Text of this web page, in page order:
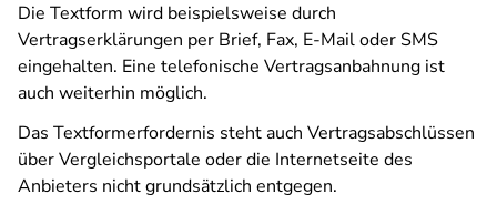
Die Textform wird beispielsweise durch
Vertragserklärungen per Brief, Fax, E-Mail oder SMS
eingehalten. Eine telefonische Vertragsanbahnung ist
auch weiterhin möglich.
Das Textformerfordernis steht auch Vertragsabschlüssen
über Vergleichsportale oder die Internetseite des
Anbieters nicht grundsätzlich entgegen.